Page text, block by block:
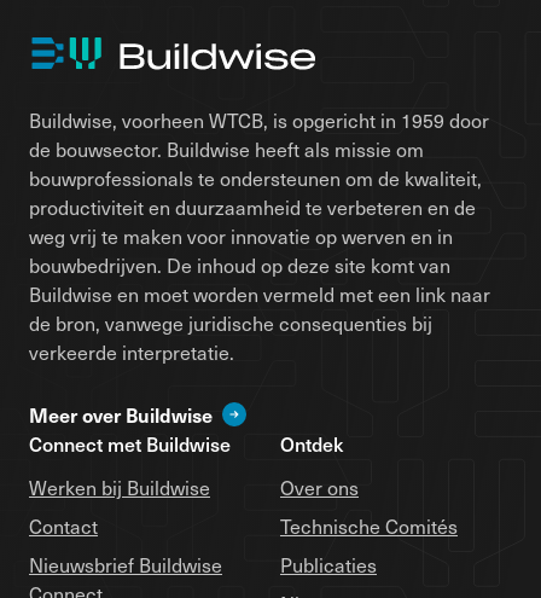
Buildwise, voorheen WTCB, is opgericht in 1959 door
de bouwsector. Buildwise heeft als missie om
bouwprofessionals te ondersteunen om de kwaliteit,
productiviteit en duurzaamheid te verbeteren en de
weg vrij te maken voor innovatie op werven en in
bouwbedrijven. De inhoud op deze site komt van
Buildwise en moet worden vermeld met een link naar
de bron, vanwege juridische consequenties bij
verkeerde interpretatie.
Meer over Buildwise
Connect met Buildwise
Werken bij Buildwise
Contact
Nieuwsbrief Buildwise
Ontdek
Over ons
Technische Comités
Publicaties